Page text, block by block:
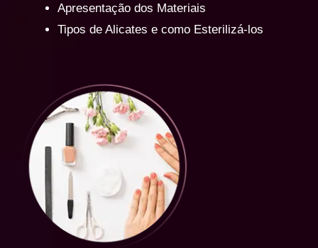
Apresentação dos Materiais
Tipos de Alicates e como Esterilizá-los